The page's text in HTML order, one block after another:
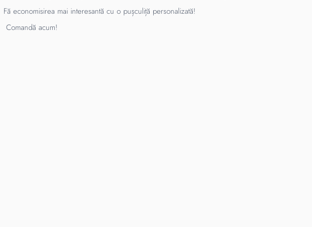
Fă economisirea mai interesantă cu o pușculiță personalizată!
Comandă acum!